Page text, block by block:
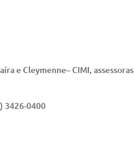
e Cleymenne– CIMI, assessoras
3426-0400